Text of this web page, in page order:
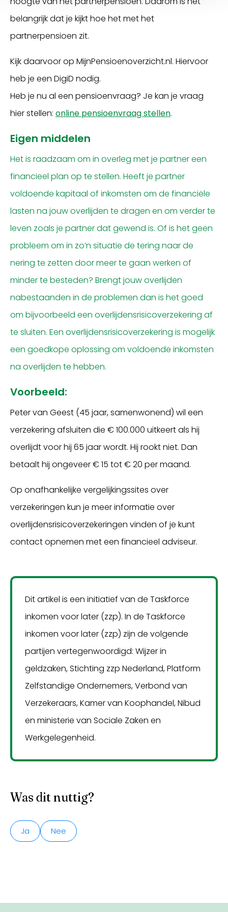
belangrijk dat je kijkt hoe het met het
partnerpensioen zit.
Kijk daarvoor op MijnPensioenoverzicht.nl. Hiervoor
heb je een DigiD nodig.
Heb je nu al een pensioenvraag? Je kan je vraag
hier stellen: online pensioenvraag stellen.
Eigen middelen
Het is raadzaam om in overleg met je partner een
financieel plan op te stellen. Heeft je partner
voldoende kapitaal of inkomsten om de financiële
lasten na jouw overlijden te dragen en om verder te
leven zoals je partner dat gewend is. Of is het geen
probleem om in zo’n situatie de tering naar de
nering te zetten door meer te gaan werken of
minder te besteden? Brengt jouw overlijden
nabestaanden in de problemen dan is het goed
om bijvoorbeeld een overlijdensrisicoverzekering af
te sluiten. Een overlijdensrisicoverzekering is mogelijk
een goedkope oplossing om voldoende inkomsten
na overlijden te hebben.
Voorbeeld:
Peter van Geest (45 jaar, samenwonend) wil een
verzekering afsluiten die € 100.000 uitkeert als hij
overlijdt voor hij 65 jaar wordt. Hij rookt niet. Dan
betaalt hij ongeveer € 15 tot € 20 per maand.
Op onafhankelijke vergelijkingssites over
verzekeringen kun je meer informatie over
overlijdensrisicoverzekeringen vinden of je kunt
contact opnemen met een financieel adviseur.
Dit artikel is een initiatief van de Taskforce
inkomen voor later (zzp). In de Taskforce
inkomen voor later (zzp) zijn de volgende
partijen vertegenwoordigd: Wijzer in
geldzaken, Stichting zzp Nederland, Platform
Zelfstandige Ondernemers, Verbond van
Verzekeraars, Kamer van Koophandel, Nibud
en ministerie van Sociale Zaken en
Werkgelegenheid.
Was dit nuttig?
Ja Nee